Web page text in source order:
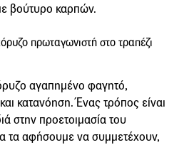
βούτυρο καρπών.
πρωταγωνιστή στο τραπέζι
αγαπημένο φαγητό,
κατανόηση. Ένας τρόπος είναι
στην προετοιμασία του
αφήσουμε να συμμετέχουν,